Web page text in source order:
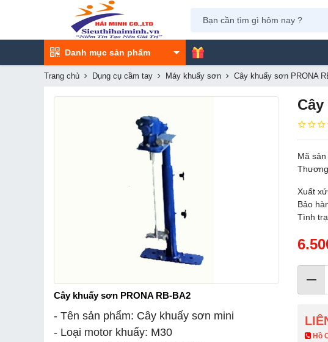
Danh mục sản phẩm
Trang chủ Dụng cụ cầm tay Máy khuấy sơn Cây khuấy sơn PRONA
Cây khuấy sơn PRONA RB-BA2
- Tên sản phẩm: Cây khuấy sơn mini
- Loại motor khuấy: M30
Mã
Xuất
Bảo
Tình
Hồ